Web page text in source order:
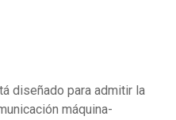
diseñado para admitir la
máquina-